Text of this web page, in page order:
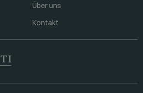
Über uns
Kontakt